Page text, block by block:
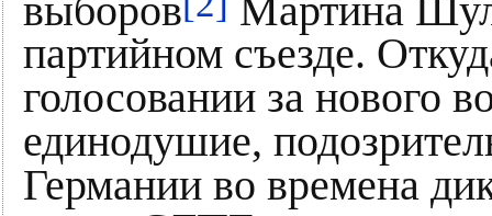
выборов
Мартина
партийном съезде.
голосовании за нового
единодушие,
Германии во времена